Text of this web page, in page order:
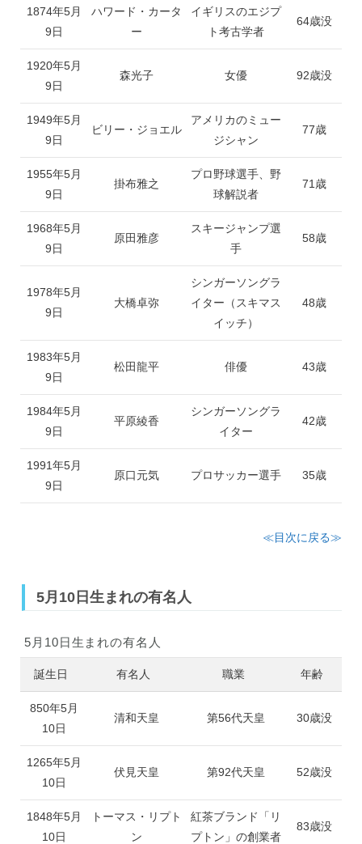
1874年5月
9日
ハワード・カータ
ー
イギリスのエジプ
ト考古学者
64歳没
1920年5月
9日
森光子 女優 92歳没
1949年5月
9日
ビリー・ジョエル
アメリカのミュー
ジシャン
77歳
1955年5月
9日
掛布雅之
プロ野球選手、野
球解説者
71歳
1968年5月
9日
原田雅彦
スキージャンプ選
手
58歳
1978年5月
9日
大橋卓弥
シンガーソングラ
イター（スキマス
イッチ）
48歳
1983年5月
9日
松田龍平 俳優 43歳
1984年5月
9日
平原綾香
シンガーソングラ
イター
42歳
1991年5月
9日
原口元気 プロサッカー選手 35歳
≪目次に戻る≫
5月10日生まれの有名人
5月10日生まれの有名人
誕生日 有名人 職業 年齢
850年5月
10日
清和天皇 第56代天皇 30歳没
1265年5月
10日
伏見天皇 第92代天皇 52歳没
1848年5月
10日
トーマス・リプト
ン
紅茶ブランド「リ
プトン」の創業者
83歳没